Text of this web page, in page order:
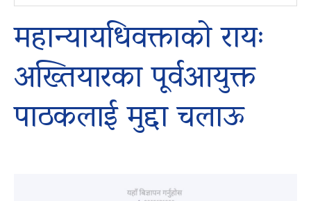
महान्यायधिवक्ताको रायः
अख्तियारका पूर्वआयुक्त
पाठकलाई मुद्दा चलाऊ